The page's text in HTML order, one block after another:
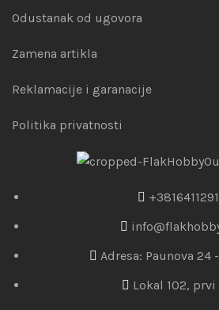
Odustanak od ugovora
Zamena artikla
Reklamacije i garanacije
Politika privatnosti
Adresa: Paunova 24
Lokal 102,